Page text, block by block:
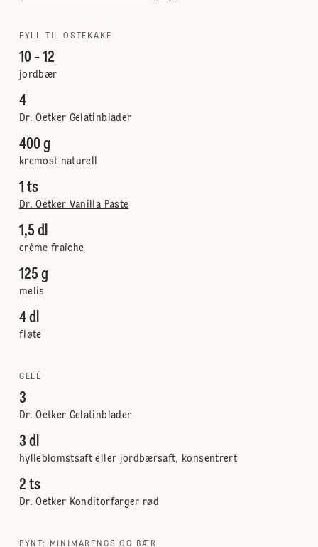
FYLL TIL OSTEKAKE
10 - 12
jordbær
4
Dr. Oetker Gelatinblader
400 g
kremost naturell
1 ts
Dr. Oetker Vanilla Paste
1,5 dl
crème fraîche
125 g
melis
4 dl
fløte
GELÉ
3
Dr. Oetker Gelatinblader
3 dl
hylleblomstsaft eller jordbærsaft, konsentrert
2 ts
Dr. Oetker Konditorfarger rød
PYNT: MINIMARENGS OG BÆR